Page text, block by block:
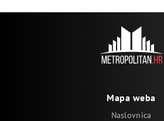
Mapa weba
Naslovnica